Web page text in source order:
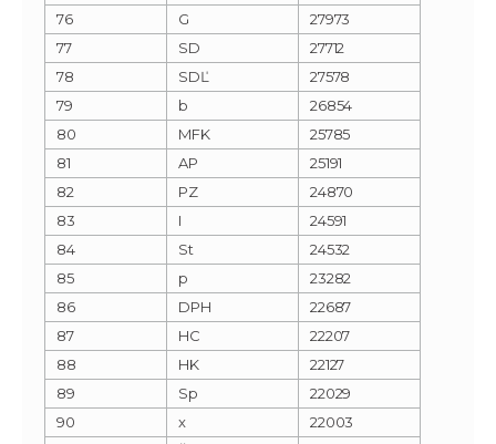
76
G
27973
77
SD
27712
78
SDĽ
27578
79
b
26854
80
MFK
25785
81
AP
25191
82
PZ
24870
83
I
24591
84
St
24532
85
p
23282
86
DPH
22687
87
HC
22207
88
HK
22127
89
Sp
22029
90
x
22003